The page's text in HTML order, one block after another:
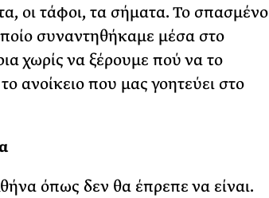
οι τάφοι, τα σήματα. Το σπασμένο
συναντηθήκαμε μέσα στο
χωρίς να ξέρουμε πού να το
ανοίκειο που μας γοητεύει στο
όπως δεν θα έπρεπε να είναι.